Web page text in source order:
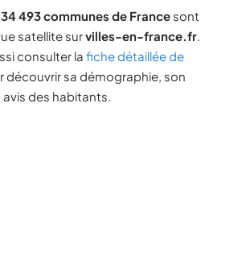
34 493 communes de France sont
satellite survilles-en-france.fr.
consulter la fiche détaillée de
découvrir sa démographie, son
avis des habitants.